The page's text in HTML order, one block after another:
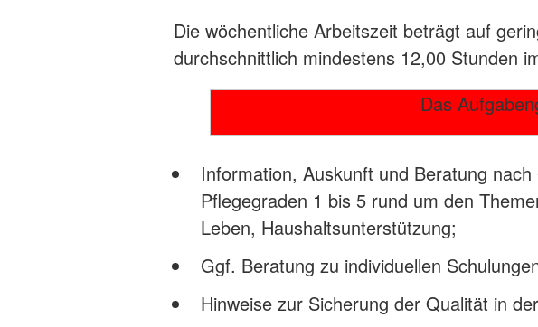
Die wöchentliche Arbeitszeit beträgt auf
durchschnittlich mindestens 12,00 Stunden
Das
Information, Auskunft und Beratung
Pflegegraden 1 bis 5 rund um den
Leben, Haushaltsunterstützung;
Ggf. Beratung zu individuellen
Hinweise zur Sicherung der Qualität in